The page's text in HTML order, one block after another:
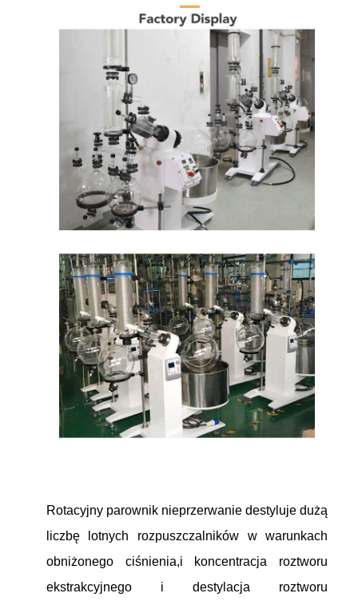
Rotacyjny parownik nieprzerwanie destyluje dużą
liczbę lotnych rozpuszczalników w warunkach
obniżonego ciśnienia,i koncentracja roztworu
ekstrakcyjnego i destylacja roztworu